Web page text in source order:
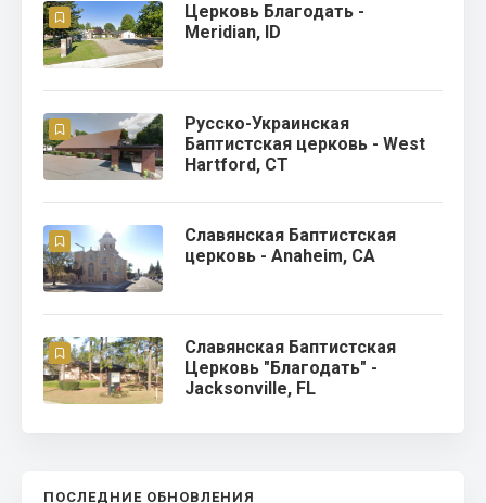
Церковь Благодать -
Meridian, ID
Русско-Украинская
Баптистская церковь - West
Hartford, CT
Славянская Баптистская
церковь - Anaheim, CA
Славянская Баптистская
Церковь "Благодать" -
Jacksonville, FL
ПОСЛЕДНИЕ ОБНОВЛЕНИЯ